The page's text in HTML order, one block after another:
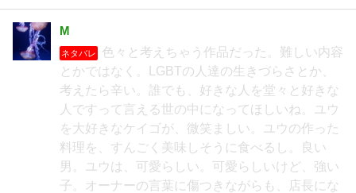
M
ネタバレ
色々と考えちゃう作品だった。難しい内容
とかではなく。LGBTの人達の生きづらさとか、
考えたら辛い。誰でも、好きな人を堂々と好きな
人ですって言える世の中になってほしいね。ユウ
を大好きなケイゴが、微笑ましい。ユウの作った
料理を、すんごく美味しそうに食べるし。良い
男。ユウは、可愛らしい。可愛らしいけど、強い
子。オーナーの言葉に傷つきながらも、店長にな